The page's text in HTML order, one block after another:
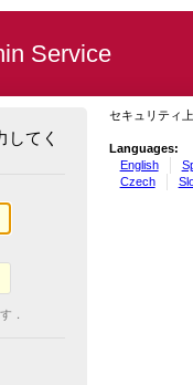
Service
してく
．
セキュリティ
Languages:
English
Czech